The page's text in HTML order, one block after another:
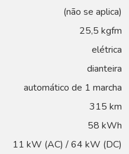
(não se aplica)
25,5 kgfm
elétrica
dianteira
automático de 1 marcha
315 km
58 kWh
11 kW (AC) / 64 kW (DC)